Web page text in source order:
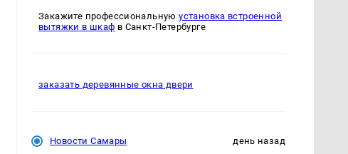
Закажите профессиональнуюустановка встроенной
вытяжки в шкаф в Санкт-Петербурге
заказать деревянные окна двери
Новости Самары день назад